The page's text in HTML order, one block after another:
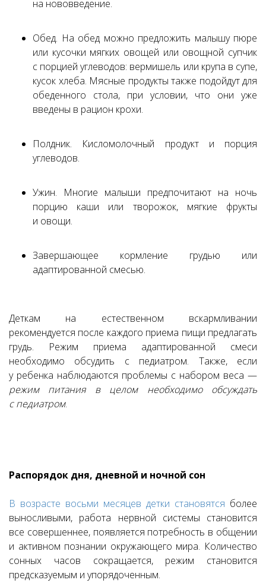
на нововведение.
Обед. На обед можно предложить малышу пюре
или кусочки мягких овощей или овощной супчик
с порцией углеводов: вермишель или крупа в супе,
кусок хлеба. Мясные продукты также подойдут для
обеденного стола, при условии, что они уже
введены в рацион крохи.
Полдник. Кисломолочный продукт и порция
углеводов.
Ужин. Многие малыши предпочитают на ночь
порцию каши или творожок, мягкие фрукты
и овощи.
Завершающее кормление грудью или
адаптированной смесью.
Деткам на естественном вскармливании
рекомендуется после каждого приема пищи предлагать
грудь. Режим приема адаптированной смеси
необходимо обсудить с педиатром. Также, если
у ребенка наблюдаются проблемы с набором веса —
режим питания в целом необходимо обсуждать
с педиатром.
Распорядок дня, дневной и ночной сон
В возрасте восьми месяцев детки становятся более
выносливыми, работа нервной системы становится
все совершеннее, появляется потребность в общении
и активном познании окружающего мира. Количество
сонных часов сокращается, режим становится
предсказуемым и упорядоченным.